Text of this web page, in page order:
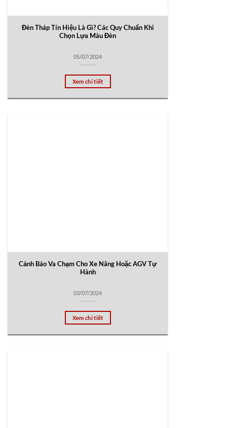
Đèn Tháp Tín Hiệu Là Gì? Các Quy Chuẩn Khi
Chọn Lựa Màu Đèn
05/07/2024
Xem chi tiết
Cảnh Báo Va Chạm Cho Xe Nâng Hoặc AGV Tự
Hành
03/07/2024
Xem chi tiết